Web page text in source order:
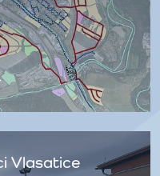
Vlasatice